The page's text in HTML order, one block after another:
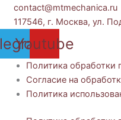
contact@mtmechanica.ru
117546, г. Москва, ул.
Youtube
Политика обработки
Согласие на
Политика